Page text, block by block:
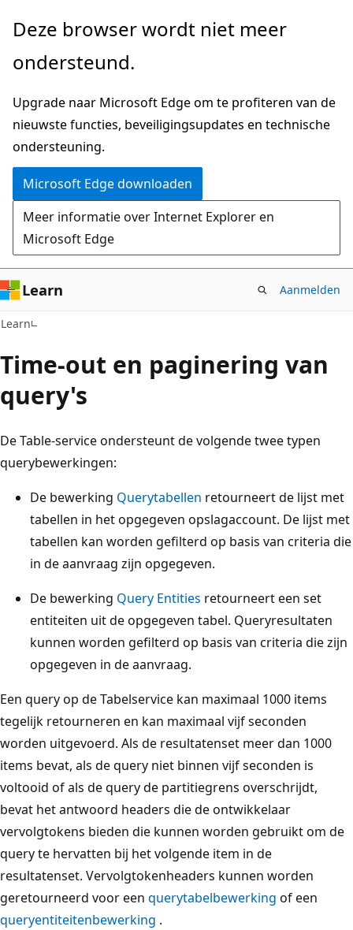
Naar
gaan
Deze browser wordt niet meer
ondersteund.
Upgrade naar Microsoft Edge om te profiteren van de
nieuwste functies, beveiligingsupdates en technische
ondersteuning.
Microsoft Edge downloaden
Meer informatie over Internet Explorer en
Microsoft Edge
Learn Aanmelden
Learn
Time-out en paginering van
query's
De Table-service ondersteunt de volgende twee typen
querybewerkingen:
De bewerking Querytabellen retourneert de lijst met
tabellen in het opgegeven opslagaccount. De lijst met
tabellen kan worden gefilterd op basis van criteria die
in de aanvraag zijn opgegeven.
De bewerking Query Entities retourneert een set
entiteiten uit de opgegeven tabel. Queryresultaten
kunnen worden gefilterd op basis van criteria die zijn
opgegeven in de aanvraag.
Een query op de Tabelservice kan maximaal 1000 items
tegelijk retourneren en kan maximaal vijf seconden
worden uitgevoerd. Als de resultatenset meer dan 1000
items bevat, als de query niet binnen vijf seconden is
voltooid of als de query de partitiegrens overschrijdt,
bevat het antwoord headers die de ontwikkelaar
vervolgtokens bieden die kunnen worden gebruikt om de
query te hervatten bij het volgende item in de
resultatenset. Vervolgtokenheaders kunnen worden
geretourneerd voor een querytabelbewerking of een
queryentiteitenbewerking .